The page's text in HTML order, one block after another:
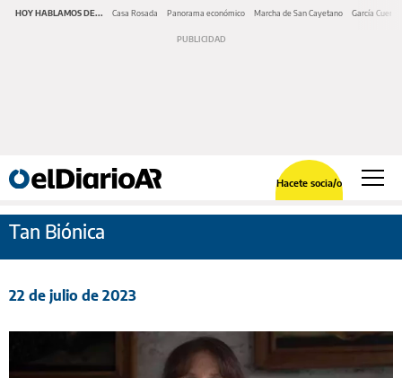
HOY HABLAMOS DE... Casa Rosada Panorama económico Marcha de San Cayetano García Cuerva
Hacete socia/o
Tan Biónica
22 de julio de 2023